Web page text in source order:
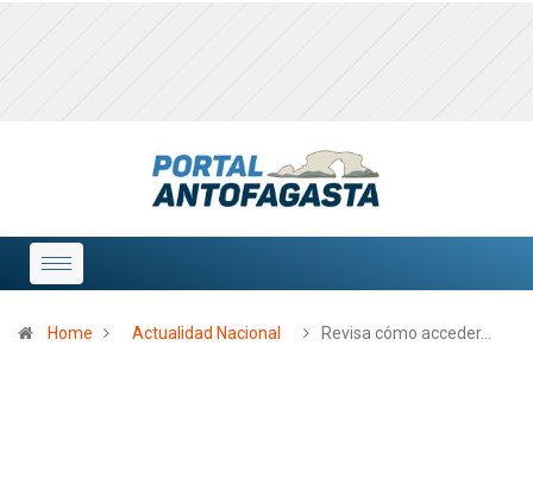
Home Actualidad Nacional Revisa cómo acceder…